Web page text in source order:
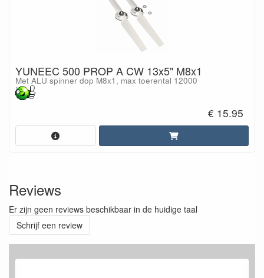
YUNEEC 500 PROP A CW 13x5" M8x1
Met ALU spinner dop M8x1, max toerental 12000
€ 15.95
Reviews
Er zijn geen reviews beschikbaar in de huidige taal
Schrijf een review